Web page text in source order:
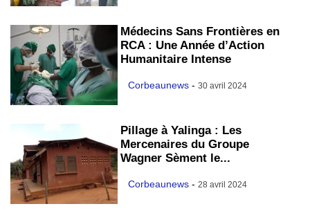
Médecins Sans Frontières en
RCA : Une Année d’Action
Humanitaire Intense
Corbeaunews - 30 avril 2024
Pillage à Yalinga : Les
Mercenaires du Groupe
Wagner Sèment le...
Corbeaunews - 28 avril 2024